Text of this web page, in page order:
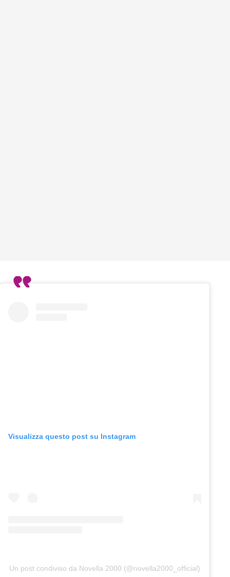
Visualizza questo post su Instagram
Un post condiviso da Novella 2000 (@novella2000_official)